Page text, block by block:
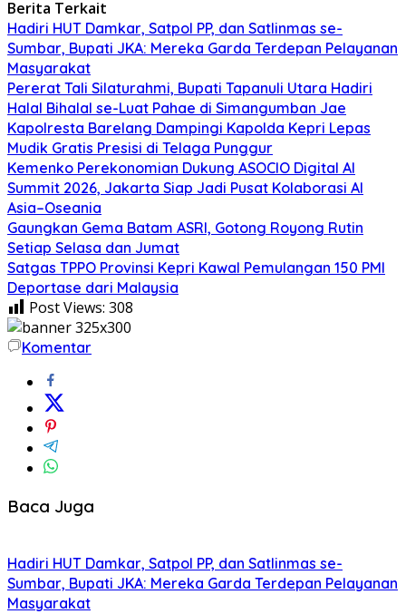
Berita Terkait
Hadiri HUT Damkar, Satpol PP, dan Satlinmas se-
Sumbar, Bupati JKA: Mereka Garda Terdepan Pelayanan
Masyarakat
Pererat Tali Silaturahmi, Bupati Tapanuli Utara Hadiri
Halal Bihalal se-Luat Pahae di Simangumban Jae
Kapolresta Barelang Dampingi Kapolda Kepri Lepas
Mudik Gratis Presisi di Telaga Punggur
Kemenko Perekonomian Dukung ASOCIO Digital AI
Summit 2026, Jakarta Siap Jadi Pusat Kolaborasi AI
Asia–Oseania
Gaungkan Gema Batam ASRI, Gotong Royong Rutin
Setiap Selasa dan Jumat
Satgas TPPO Provinsi Kepri Kawal Pemulangan 150 PMI
Deportase dari Malaysia
Post Views: 308
Komentar
Baca Juga
Hadiri HUT Damkar, Satpol PP, dan Satlinmas se-
Sumbar, Bupati JKA: Mereka Garda Terdepan Pelayanan
Masyarakat